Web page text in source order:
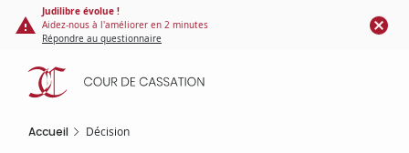
Panneau de gestion des cookies
contenu
principal
Judilibre évolue !
Aidez-nous à l'améliorer en 2 minutes
Répondre au questionnaire
Accueil Décision